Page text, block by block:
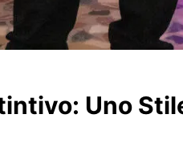
Uno